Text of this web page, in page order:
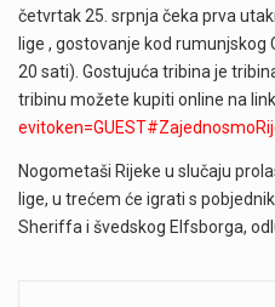
četvrtak 25. srpnja čeka prva
lige , gostovanje kod rumunjskog
20 sati). Gostujuća tribina je
tribinu možete kupiti online na
Nogometaši Rijeke u slučaju
lige, u trećem će igrati s
Sheriffa i švedskog Elfsborga,